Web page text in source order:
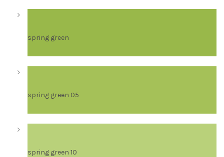
spring green
spring green 05
spring green 10